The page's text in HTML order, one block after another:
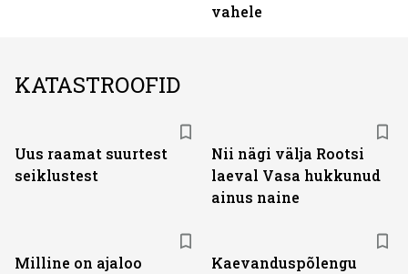
vahele
KATASTROOFID
Uus raamat suurtest
seiklustest
Nii nägi välja Rootsi
laeval Vasa hukkunud
ainus naine
Milline on ajaloo
Kaevanduspõlengu